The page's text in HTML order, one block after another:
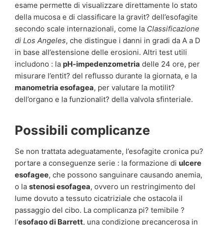
esame permette di visualizzare direttamente lo stato
della mucosa e di classificare la gravit? dell’esofagite
secondo scale internazionali, come la Classificazione
di Los Angeles, che distingue i danni in gradi da A a D
in base all’estensione delle erosioni. Altri test utili
includono : la pH-impedenzometria delle 24 ore, per
misurare l’entit? del reflusso durante la giornata, e la
manometria esofagea, per valutare la motilit?
dell’organo e la funzionalit? della valvola sfinteriale.
Possibili complicanze
Se non trattata adeguatamente, l’esofagite cronica pu?
portare a conseguenze serie : la formazione di ulcere
esofagee, che possono sanguinare causando anemia,
o la stenosi esofagea, ovvero un restringimento del
lume dovuto a tessuto cicatriziale che ostacola il
passaggio del cibo. La complicanza pi? temibile ?
l’esofago di Barrett, una condizione precancerosa in